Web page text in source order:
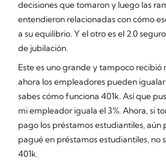
decisiones que tomaron y luego las
entendieron relacionadas con cómo
a su equilibrio. Y el otro es el 2.0
de jubilación.
Este es uno grande y tampoco recibió
ahora los empleadores pueden
sabes cómo funciona 401k. Así que
mi empleador iguala el 3%. Ahora, si
pago los préstamos estudiantiles, aún
pagué en préstamos estudiantiles, no
401k.